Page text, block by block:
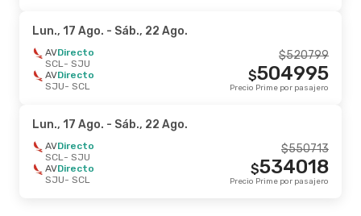
Lun., 17 Ago. - Sáb., 22 Ago.
AVDirecto
SCL- SJU
AVDirecto
SJU- SCL
520799
$
504995
$
Precio Prime por pasajero
Lun., 17 Ago. - Sáb., 22 Ago.
AVDirecto
SCL- SJU
AVDirecto
SJU- SCL
550713
$
534018
$
Precio Prime por pasajero